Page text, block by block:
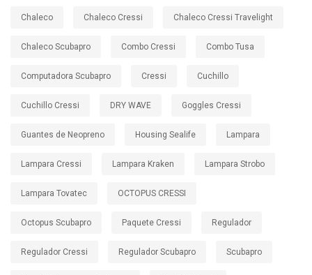
Chaleco Chaleco Cressi Chaleco Cressi Travelight
Chaleco Scubapro Combo Cressi Combo Tusa
Computadora Scubapro Cressi Cuchillo
Cuchillo Cressi DRY WAVE Goggles Cressi
Guantes de Neopreno Housing Sealife Lampara
Lampara Cressi Lampara Kraken Lampara Strobo
Lampara Tovatec OCTOPUS CRESSI
Octopus Scubapro Paquete Cressi Regulador
Regulador Cressi Regulador Scubapro Scubapro